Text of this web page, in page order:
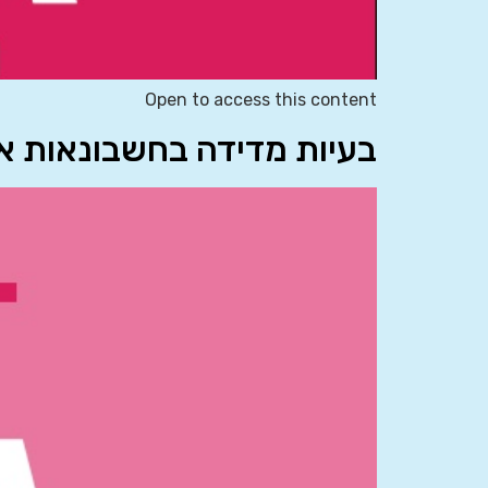
Open to access this content
בעיות מדידה בחשבונאות א’